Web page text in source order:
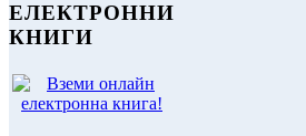
ЕЛЕКТРОННИ
КНИГИ